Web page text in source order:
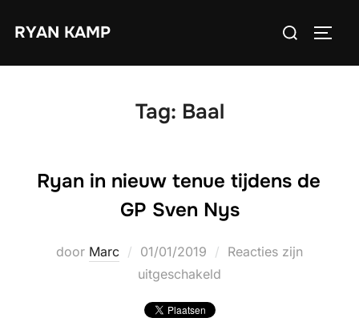
naarRYAN KAMP
Zoek
Tag: Baal
Ryan in nieuw tenue tijdens de
GP Sven Nys
door Marc
Geplaatst
op
01/01/2019
Reacties zijn
uitgeschakeld